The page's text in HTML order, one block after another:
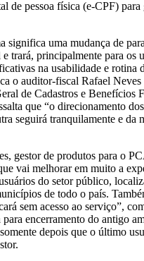
de pessoa física (e-CPF) para
significa uma mudança de
e trará, principalmente para os
na usabilidade e rotina
o auditor-fiscal Rafael
de Cadastros e Benefícios
que “o direcionamento
seguirá tranquilamente e da
gestor de produtos para o
vai melhorar em muito a
do setor público,
de todo o país.
sem acesso ao serviço”,
para encerramento do antigo
depois que o último